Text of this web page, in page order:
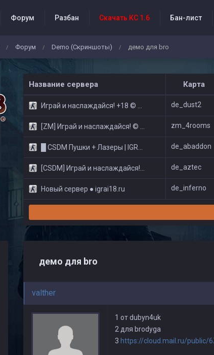
Форум Разбан Скачать КС 1.6 Бан-лист
События проекта
/ Форум / Demo (Скриншоты) / демо для bro
Название сервера Карта
Играй и наслаждайся! +18 © Public de_dust2
[ZM] Играй и наслаждайся! © Zombie Show zm_4rooms
█ CSDM Пушки + Лазеры | IGRAI18.RU ツ █ de_abaddon
[CSDM] Играй и наслаждайся! © Classic de_aztec
Новый сервер ● igrai18.ru de_inferno
демо для bro
valther
1 от dubyn4uk
2 для brodyga
3 https://cloud.mail.ru/public/